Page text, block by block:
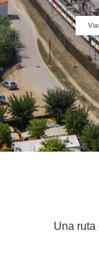
Una ruta